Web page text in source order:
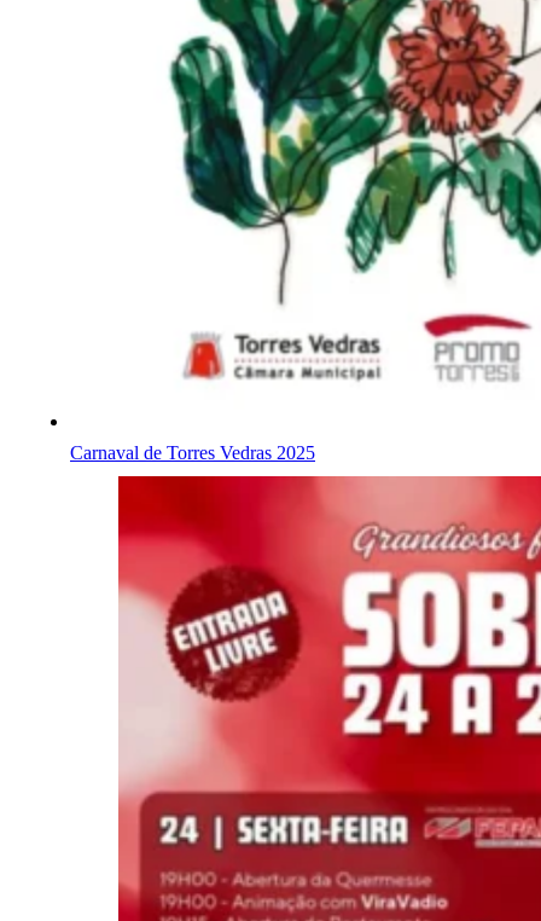
Carnaval de Torres Vedras 2025